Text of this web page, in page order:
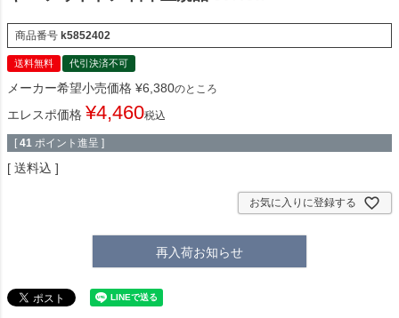
商品番号 k5852402
送料無料 代引決済不可
メーカー希望小売価格 ¥6,380のところ
エレスポ価格 ¥4,460税込
[ 41 ポイント進呈 ]
送料込
お気に入りに登録する
再入荷お知らせ